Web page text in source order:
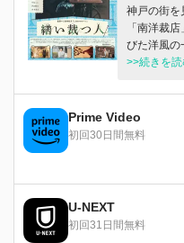
神戸の街を
「南洋裁
びた洋風の
貫く手作り
ランド化の
い”のよう
で一代目が
あとは先
け、市江
られる服
けの一生
れる、潔
ザインした
>>続きを
Prime Video
初回30日間無料
U-NEXT
初回31日間無料